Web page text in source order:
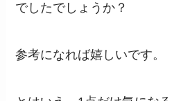
でしたでしょうか？
参考になれば嬉しいです。